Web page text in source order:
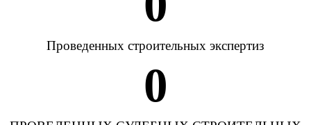
Проведенных строительных экспертиз
0